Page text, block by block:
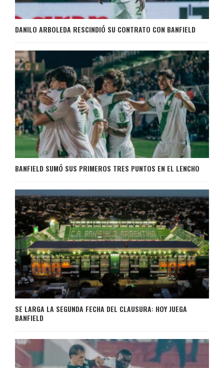
DANILO ARBOLEDA RESCINDIÓ SU CONTRATO CON BANFIELD
BANFIELD SUMÓ SUS PRIMEROS TRES PUNTOS EN EL LENCHO
SE LARGA LA SEGUNDA FECHA DEL CLAUSURA: HOY JUEGA
BANFIELD